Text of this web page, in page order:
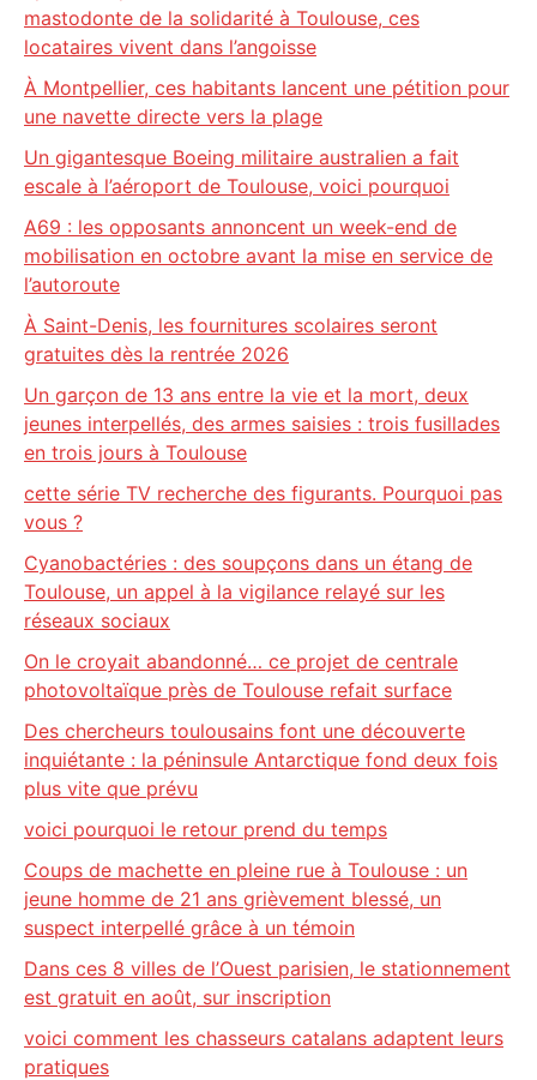
mastodonte de la solidarité à Toulouse, ces
locataires vivent dans l’angoisse
À Montpellier, ces habitants lancent une pétition pour
une navette directe vers la plage
Un gigantesque Boeing militaire australien a fait
escale à l’aéroport de Toulouse, voici pourquoi
A69 : les opposants annoncent un week-end de
mobilisation en octobre avant la mise en service de
l’autoroute
À Saint-Denis, les fournitures scolaires seront
gratuites dès la rentrée 2026
Un garçon de 13 ans entre la vie et la mort, deux
jeunes interpellés, des armes saisies : trois fusillades
en trois jours à Toulouse
cette série TV recherche des figurants. Pourquoi pas
vous ?
Cyanobactéries : des soupçons dans un étang de
Toulouse, un appel à la vigilance relayé sur les
réseaux sociaux
On le croyait abandonné… ce projet de centrale
photovoltaïque près de Toulouse refait surface
Des chercheurs toulousains font une découverte
inquiétante : la péninsule Antarctique fond deux fois
plus vite que prévu
voici pourquoi le retour prend du temps
Coups de machette en pleine rue à Toulouse : un
jeune homme de 21 ans grièvement blessé, un
suspect interpellé grâce à un témoin
Dans ces 8 villes de l’Ouest parisien, le stationnement
est gratuit en août, sur inscription
voici comment les chasseurs catalans adaptent leurs
pratiques